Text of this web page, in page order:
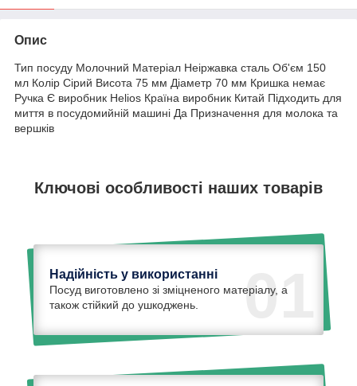
Опис
Тип посуду Молочний Матеріал Неіржавка сталь Об'єм 150
мл Колір Сірий Висота 75 мм Діаметр 70 мм Кришка немає
Ручка Є виробник Helios Країна виробник Китай Підходить для
миття в посудомийній машині Да Призначення для молока та
вершків
Ключові особливості наших товарів
01
Надійність у використанні
Посуд виготовлено зі зміцненого матеріалу, а
також стійкий до ушкоджень.